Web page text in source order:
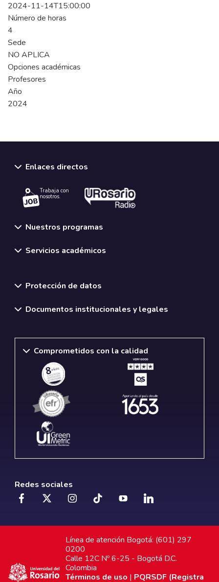
2024-11-14T15:00:00
Número de horas
4
Sede
NO APLICA
Opciones académicas
Profesores
Año
2024
Enlaces directos
Trabaja con
nosotros.
Nuestros programas
Servicios académicos
Protección de datos
Documentos institucionales y legales
Comprometidos con la calidad
Redes sociales
Línea de atención Bogotá: (601) 297
0200
Calle 12C Nº 6-25 - Bogotá D.C.
Colombia
Términos de uso | PQRSDF (Registra